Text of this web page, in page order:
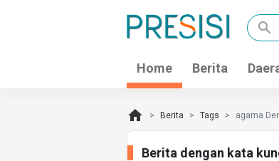
search
Home Berita
home Berita Tags agama
Berita dengan kata